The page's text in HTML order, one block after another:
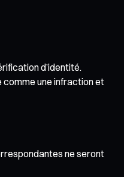
d’identité.
comme une infraction et
ne seront